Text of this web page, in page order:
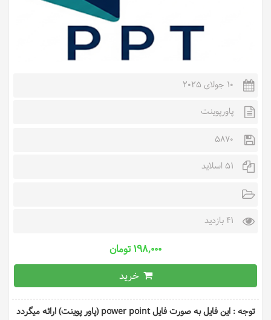
10 جولای 2025
پاورپوینت
5870
51 اسلاید
41 بازدید
۱۹۸,۰۰۰ تومان
خرید
توجه : این فایل به صورت فایل power point (پاور پوینت) ارائه میگردد